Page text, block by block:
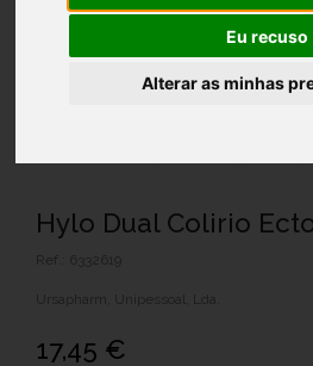
Eu recuso
Alterar as minhas
Hylo Dual Colirio
Ref.: 6332619
17,45 €